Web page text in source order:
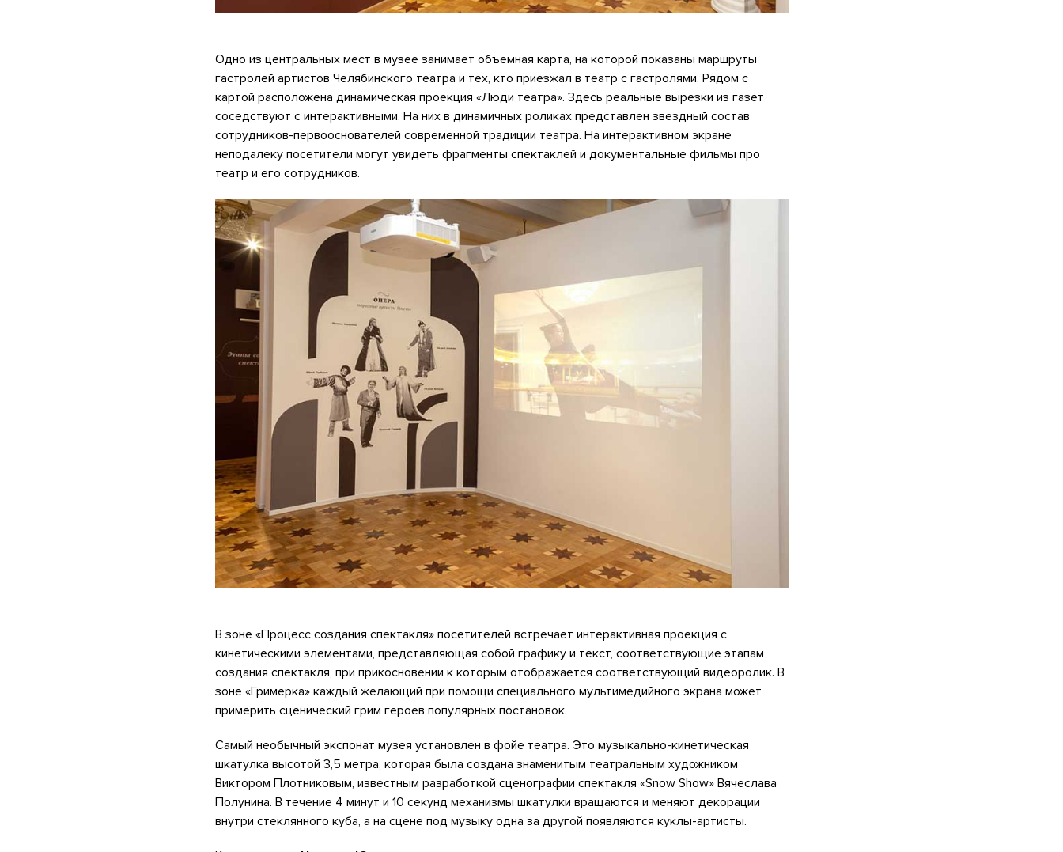
Одно из центральных мест в музее занимает объемная карта, на которой показаны маршруты
гастролей артистов Челябинского театра и тех, кто приезжал в театр с гастролями. Рядом с
картой расположена динамическая проекция «Люди театра». Здесь реальные вырезки из газет
соседствуют с интерактивными. На них в динамичных роликах представлен звездный состав
сотрудников-первооснователей современной традиции театра. На интерактивном экране
неподалеку посетители могут увидеть фрагменты спектаклей и документальные фильмы про
театр и его сотрудников.
В зоне «Процесс создания спектакля» посетителей встречает интерактивная проекция с
кинетическими элементами, представляющая собой графику и текст, соответствующие этапам
создания спектакля, при прикосновении к которым отображается соответствующий видеоролик. В
зоне «Гримерка» каждый желающий при помощи специального мультимедийного экрана может
примерить сценический грим героев популярных постановок.
Самый необычный экспонат музея установлен в фойе театра. Это музыкально-кинетическая
шкатулка высотой 3,5 метра, которая была создана знаменитым театральным художником
Виктором Плотниковым, известным разработкой сценографии спектакля «Snow Show» Вячеслава
Полунина. В течение 4 минут и 10 секунд механизмы шкатулки вращаются и меняют декорации
внутри стеклянного куба, а на сцене под музыку одна за другой появляются куклы-артисты.